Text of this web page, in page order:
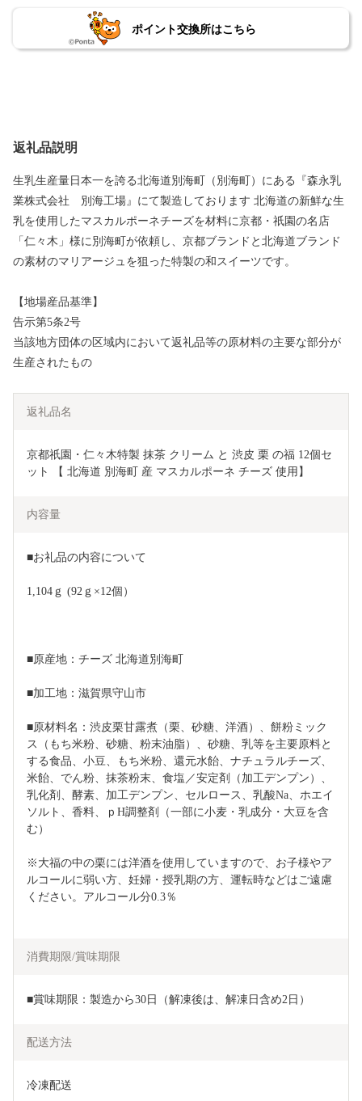
ポイント交換所はこちら
返礼品説明
生乳生産量日本一を誇る北海道別海町（別海町）にある『森永乳
業株式会社 別海工場』にて製造しております 北海道の新鮮な生
乳を使用したマスカルポーネチーズを材料に京都・祇園の名店
「仁々木」様に別海町が依頼し、京都ブランドと北海道ブランド
の素材のマリアージュを狙った特製の和スイーツです。
【地場産品基準】
告示第5条2号
当該地方団体の区域内において返礼品等の原材料の主要な部分が
生産されたもの
返礼品名
京都祇園・仁々木特製 抹茶 クリーム と 渋皮 栗 の福 12個セ
ット 【 北海道 別海町 産 マスカルポーネ チーズ 使用】
内容量
■お礼品の内容について
1,104ｇ (92ｇ×12個）
■原産地：チーズ 北海道別海町
■加工地：滋賀県守山市
■原材料名：渋皮栗甘露煮（栗、砂糖、洋酒）、餅粉ミック
ス（もち米粉、砂糖、粉末油脂）、砂糖、乳等を主要原料と
する食品、小豆、もち米粉、還元水飴、ナチュラルチーズ、
米飴、でん粉、抹茶粉末、食塩／安定剤（加工デンプン）、
乳化剤、酵素、加工デンプン、セルロース、乳酸Na、ホエイ
ソルト、香料、ｐH調整剤（一部に小麦・乳成分・大豆を含
む）
※大福の中の栗には洋酒を使用していますので、お子様やア
ルコールに弱い方、妊婦・授乳期の方、運転時などはご遠慮
ください。アルコール分0.3％
消費期限/賞味期限
■賞味期限：製造から30日（解凍後は、解凍日含め2日）
配送方法
冷凍配送